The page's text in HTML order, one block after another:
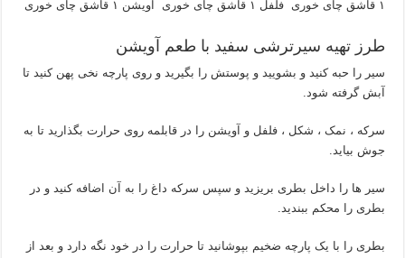
۱ قاشق چای خوری فلفل ۱ قاشق چای خوری آویشن ۱ قاشق چای خوری
طرز تهیه سیرترشی سفید با طعم آویشن
سیر را حبه کنید و بشویید و پوستش را بگیرید و روی پارچه نخی پهن کنید تا
آبش گرفته شود.
سرکه ، نمک ، شکل ، فلفل و آویشن را در قابلمه روی حرارت بگذارید تا به
جوش بیاید.
سیر ها را داخل بطری بریزید و سپس سرکه داغ را به آن اضافه کنید و در
بطری را محکم ببندید.
بطری را با یک پارچه ضخیم بپوشانید تا حرارت را در خود نگه دارد و بعد از